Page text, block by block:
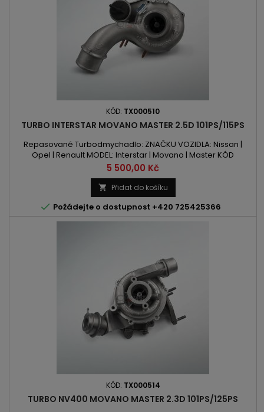
KÓD: TX000510
TURBO INTERSTAR MOVANO MASTER 2.5D 101PS/115PS
Repasované Turbodmychadlo: ZNAČKU VOZIDLA: Nissan |
Opel | Renault MODEL: Interstar | Movano | Master KÓD
MOTORU: G9U 720 | G9U 724 | G9U 750 | G9U 754 OBSAH:
2463ccm 2.5 DCI | DTI VÝKON: 101PS / 74kW | 115PS/ 84kW ROK
VÝROBY: 2001 -
Cena
5 500,00 Kč
 Přidat do košíku
 Požádejte o dostupnost +420 725425366
KÓD: TX000514
TURBO NV400 MOVANO MASTER 2.3D 101PS/125PS